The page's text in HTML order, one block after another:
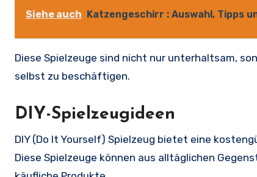
Siehe auch Katzengeschirr : Auswahl, Tipps
Diese Spielzeuge sind nicht nur unterhaltsam,
selbst zu beschäftigen.
DIY-Spielzeugideen
DIY (Do It Yourself) Spielzeug bietet eine
Diese Spielzeuge können aus alltäglichen